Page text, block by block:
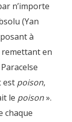
n’importe
(Yan
à
remettant en
est poison,
le poison».
chaque